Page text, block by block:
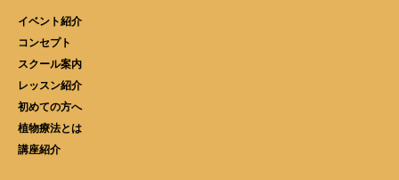
イベント紹介
コンセプト
スクール案内
レッスン紹介
初めての方へ
植物療法とは
講座紹介